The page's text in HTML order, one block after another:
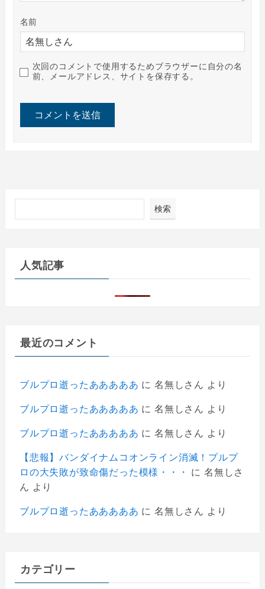
名前
次回のコメントで使用するためブラウザーに自分の名
前、メールアドレス、サイトを保存する。
検索
人気記事
最近のコメント
ブルプロ逝ったあああああ に 名無しさん より
ブルプロ逝ったあああああ に 名無しさん より
ブルプロ逝ったあああああ に 名無しさん より
【悲報】バンダイナムコオンライン消滅！プルプ
ロの大失敗が致命傷だった模様・・・
に 名無しさ
ん より
ブルプロ逝ったあああああ に 名無しさん より
カテゴリー